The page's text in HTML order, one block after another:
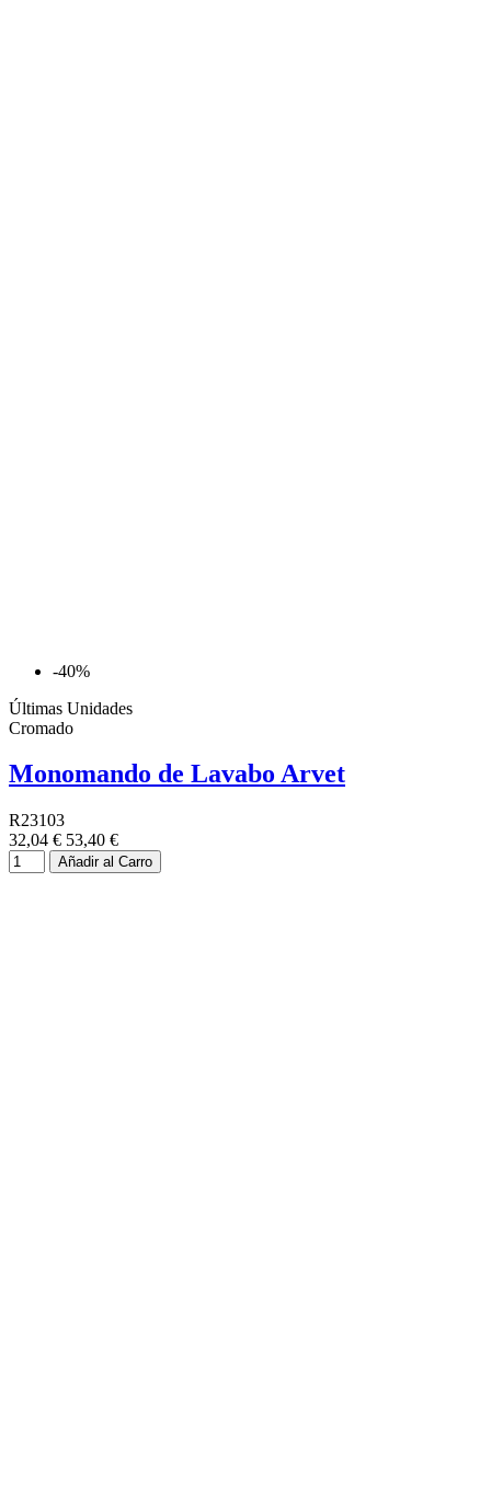
-40%
Últimas Unidades
Cromado
Monomando de Lavabo Arvet
R23103
32,04 € 53,40 €
Añadir al Carro